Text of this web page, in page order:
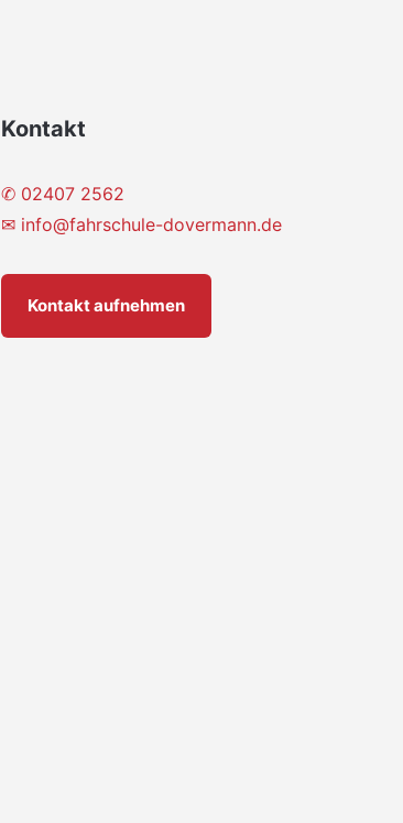
Kontakt
✆ 02407 2562
✉ info@fahrschule-dovermann.de
Kontakt aufnehmen